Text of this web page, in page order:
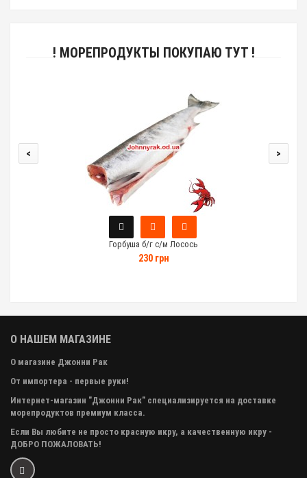
! МОРЕПРОДУКТЫ ПОКУПАЮ ТУТ !
Горбуша б/г с/м Лосось
230 грн
< >
О НАШЕМ МАГАЗИНЕ
О магазине Джонни Рак
От импортера - первые руки!
Интернет-магазин "Джонни Рак" специализируется на доставке
морепродуктов премиум класса.
Если Вы любите не просто красную икру, а качественную икру -
ДОБРО ПОЖАЛОВАТЬ!